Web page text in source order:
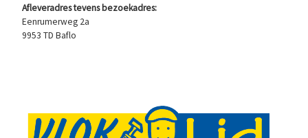
Afleveradres tevens bezoekadres:
Eenrumerweg 2a
9953 TD Baflo